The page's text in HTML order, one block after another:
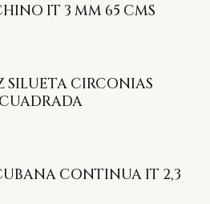
IT 3 MM 65 CMS
SILUETA CIRCONIAS
CONTINUA IT 2,3